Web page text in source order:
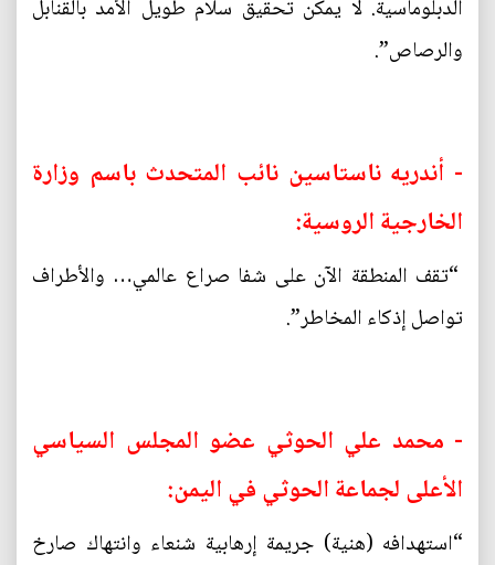
الدبلوماسية. لا يمكن تحقيق سلام طويل الأمد بالقنابل
والرصاص”.
- أندريه ناستاسين نائب المتحدث باسم وزارة
الخارجية الروسية:
“تقف المنطقة الآن على شفا صراع عالمي… والأطراف
تواصل إذكاء المخاطر”.
- محمد علي الحوثي عضو المجلس السياسي
الأعلى لجماعة الحوثي في اليمن:
“استهدافه (هنية) جريمة إرهابية شنعاء وانتهاك صارخ